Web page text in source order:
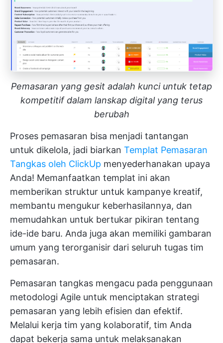
Pemasaran yang gesit adalah kunci untuk tetap
kompetitif dalam lanskap digital yang terus
berubah
Proses pemasaran bisa menjadi tantangan
untuk dikelola, jadi biarkan Templat Pemasaran
Tangkas oleh ClickUp menyederhanakan upaya
Anda! Memanfaatkan templat ini akan
memberikan struktur untuk kampanye kreatif,
membantu mengukur keberhasilannya, dan
memudahkan untuk bertukar pikiran tentang
ide-ide baru. Anda juga akan memiliki gambaran
umum yang terorganisir dari seluruh tugas tim
pemasaran.
Pemasaran tangkas mengacu pada penggunaan
metodologi Agile untuk menciptakan strategi
pemasaran yang lebih efisien dan efektif.
Melalui kerja tim yang kolaboratif, tim Anda
dapat bekerja sama untuk melaksanakan